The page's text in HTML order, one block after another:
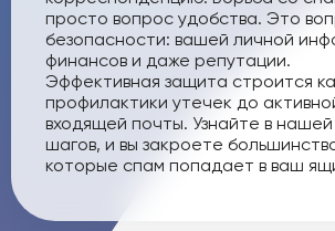
просто вопрос удобства. Это
безопасности: вашей личной
финансов и даже репутации.
Эффективная защита строится
профилактики утечек до
входящей почты. Узнайте в нашей
шагов, и вы закроете
которые спам попадает в ваш